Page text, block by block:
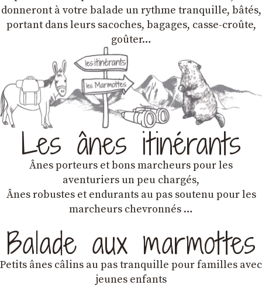
donneront à votre balade un rythme tranquille, bâtés,
portant dans leurs sacoches, bagages, casse-croûte,
goûter…
Les ânes itinérants
Ânes porteurs et bons marcheurs pour les
aventuriers un peu chargés,
Ânes robustes et endurants au pas soutenu pour les
marcheurs chevronnés …
Balade aux marmottes
Petits ânes câlins au pas tranquille pour familles avec
jeunes enfants